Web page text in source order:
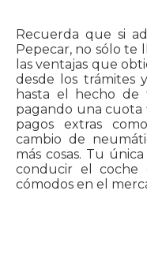
Recuerda que si
Pepecar, no sólo te
las ventajas que
desde los trámites
hasta el hecho
pagando una cuota
pagos extras
cambio de
más cosas. Tu
conducir el coche
cómodos en el